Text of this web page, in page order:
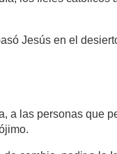
Jesús en el
a las personas que